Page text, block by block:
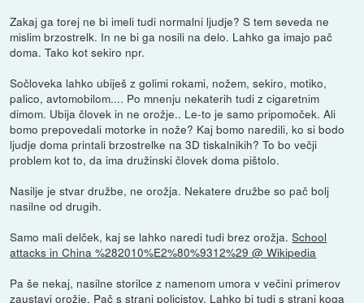
Zakaj ga torej ne bi imeli tudi normalni ljudje? S tem seveda ne
mislim brzostrelk. In ne bi ga nosili na delo. Lahko ga imajo pač
doma. Tako kot sekiro npr.
Sočloveka lahko ubiješ z golimi rokami, nožem, sekiro, motiko,
palico, avtomobilom.... Po mnenju nekaterih tudi z cigaretnim
dimom. Ubija človek in ne orožje.. Le-to je samo pripomoček. Ali
bomo prepovedali motorke in nože? Kaj bomo naredili, ko si bodo
ljudje doma printali brzostrelke na 3D tiskalnikih? To bo večji
problem kot to, da ima družinski človek doma pištolo.
Nasilje je stvar družbe, ne orožja. Nekatere družbe so pač bolj
nasilne od drugih.
Samo mali delček, kaj se lahko naredi tudi brez orožja.School
attacks in China %282010%E2%80%9312%29 @ Wikipedia
Pa še nekaj, nasilne storilce z namenom umora v večini primerov
zaustavi orožje. Pač s strani policistov. Lahko bi tudi s strani koga